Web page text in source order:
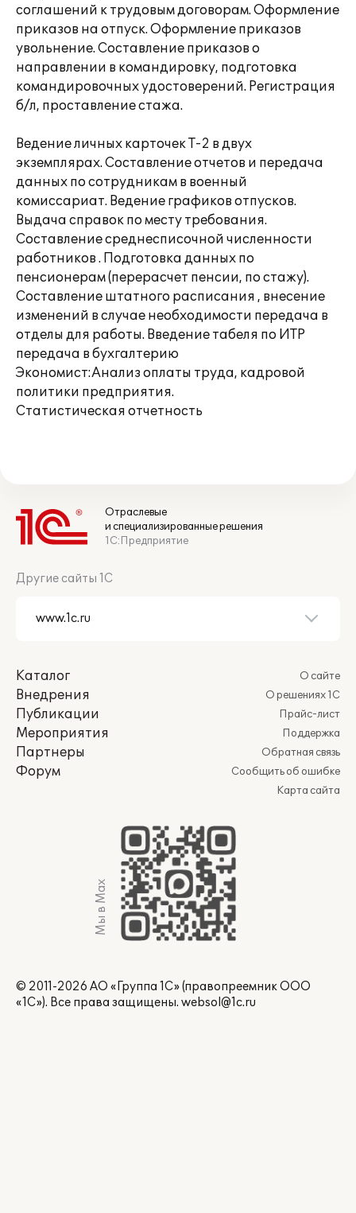
соглашений к трудовым договорам. Оформление
приказов на отпуск. Оформление приказов
увольнение. Составление приказов о
направлении в командировку, подготовка
командировочных удостоверений. Регистрация
б/л, проставление стажа.
Ведение личных карточек Т-2 в двух
экземплярах. Составление отчетов и передача
данных по сотрудникам в военный
комиссариат. Ведение графиков отпусков.
Выдача справок по месту требования.
Составление среднесписочной численности
работников . Подготовка данных по
пенсионерам (перерасчет пенсии, по стажу).
Составление штатного расписания , внесение
изменений в случае необходимости передача в
отделы для работы. Введение табеля по ИТР
передача в бухгалтерию
Экономист:Анализ оплаты труда, кадровой
политики предприятия.
Статистическая отчетность
Отраслевые
и специализированные решения
1С:Предприятие
Другие сайты 1С
Каталог
Внедрения
Публикации
Мероприятия
Партнеры
Форум
О сайте
О решениях 1С
Прайс-лист
Поддержка
Обратная связь
Сообщить об ошибке
Карта сайта
Мы в Max
© 2011-2026 АО «Группа 1С» (правопреемник ООО
«1С»). Все права защищены. websol@1c.ru